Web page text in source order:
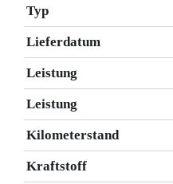
Typ
Lieferdatum
Leistung
Leistung
Kilometerstand
Kraftstoff